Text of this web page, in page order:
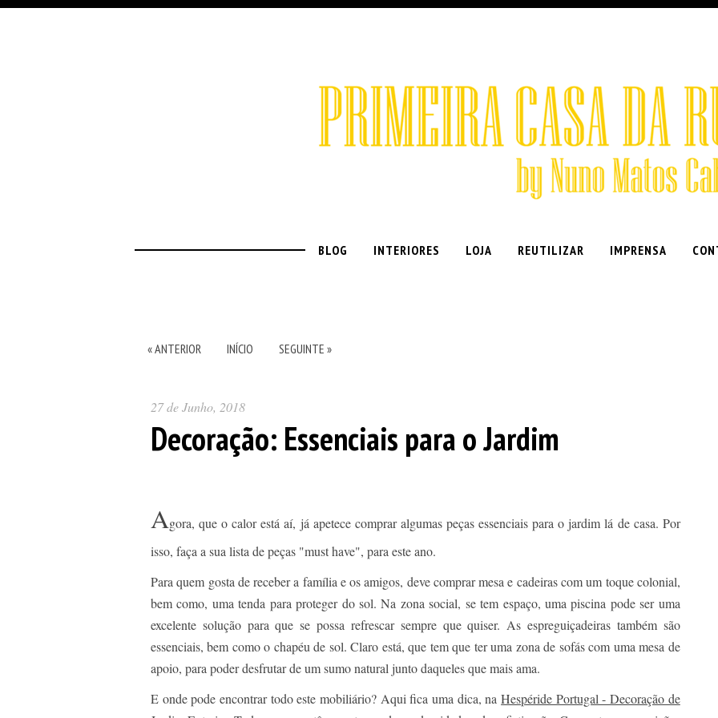
BLOG INTERIORES LOJA REUTILIZAR IMPRENSA
« ANTERIOR INÍCIO SEGUINTE »
27 de Junho, 2018
Decoração: Essenciais para o Jardim
Agora, que o calor está aí, já apetece comprar algumas peças essenciais para o jardim lá de casa. Por
isso, faça a sua lista de peças "must have", para este ano.
Para quem gosta de receber a família e os amigos, deve comprar mesa e cadeiras com um toque colonial,
bem como, uma tenda para proteger do sol. Na zona social, se tem espaço, uma piscina pode ser uma
excelente solução para que se possa refrescar sempre que quiser. As espreguiçadeiras também são
essenciais, bem como o chapéu de sol. Claro está, que tem que ter uma zona de sofás com uma mesa de
apoio, para poder desfrutar de um sumo natural junto daqueles que mais ama.
E onde pode encontrar todo este mobiliário? Aqui fica uma dica, naHespéride Portugal - Decoração de